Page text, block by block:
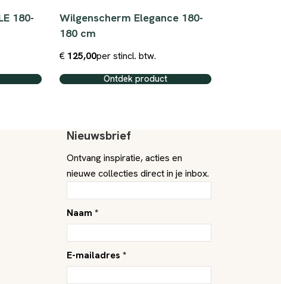
180-
Wilgenscherm Elegance 180-
180 cm
€ 125,00per stincl. btw.
Ontdek product
Nieuwsbrief
Ontvang inspiratie, acties en
nieuwe collecties direct in je inbox.
Naam *
E-mailadres *